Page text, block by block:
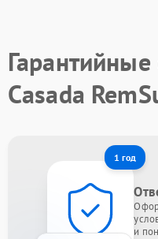
Гарантийные
Casada
1 год
и